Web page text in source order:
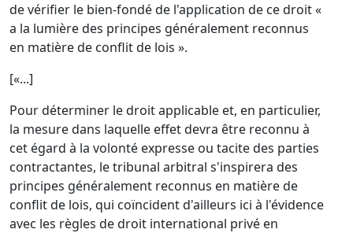
de vérifier le bien-fondé de l'application de ce droit «
a la lumière des principes généralement reconnus
en matière de conflit de lois ».
[«...]
Pour déterminer le droit applicable et, en particulier,
la mesure dans laquelle effet devra être reconnu à
cet égard à la volonté expresse ou tacite des parties
contractantes, le tribunal arbitral s'inspirera des
principes généralement reconnus en matière de
conflit de lois, qui coïncident d'ailleurs ici à l'évidence
avec les règles de droit international privé en